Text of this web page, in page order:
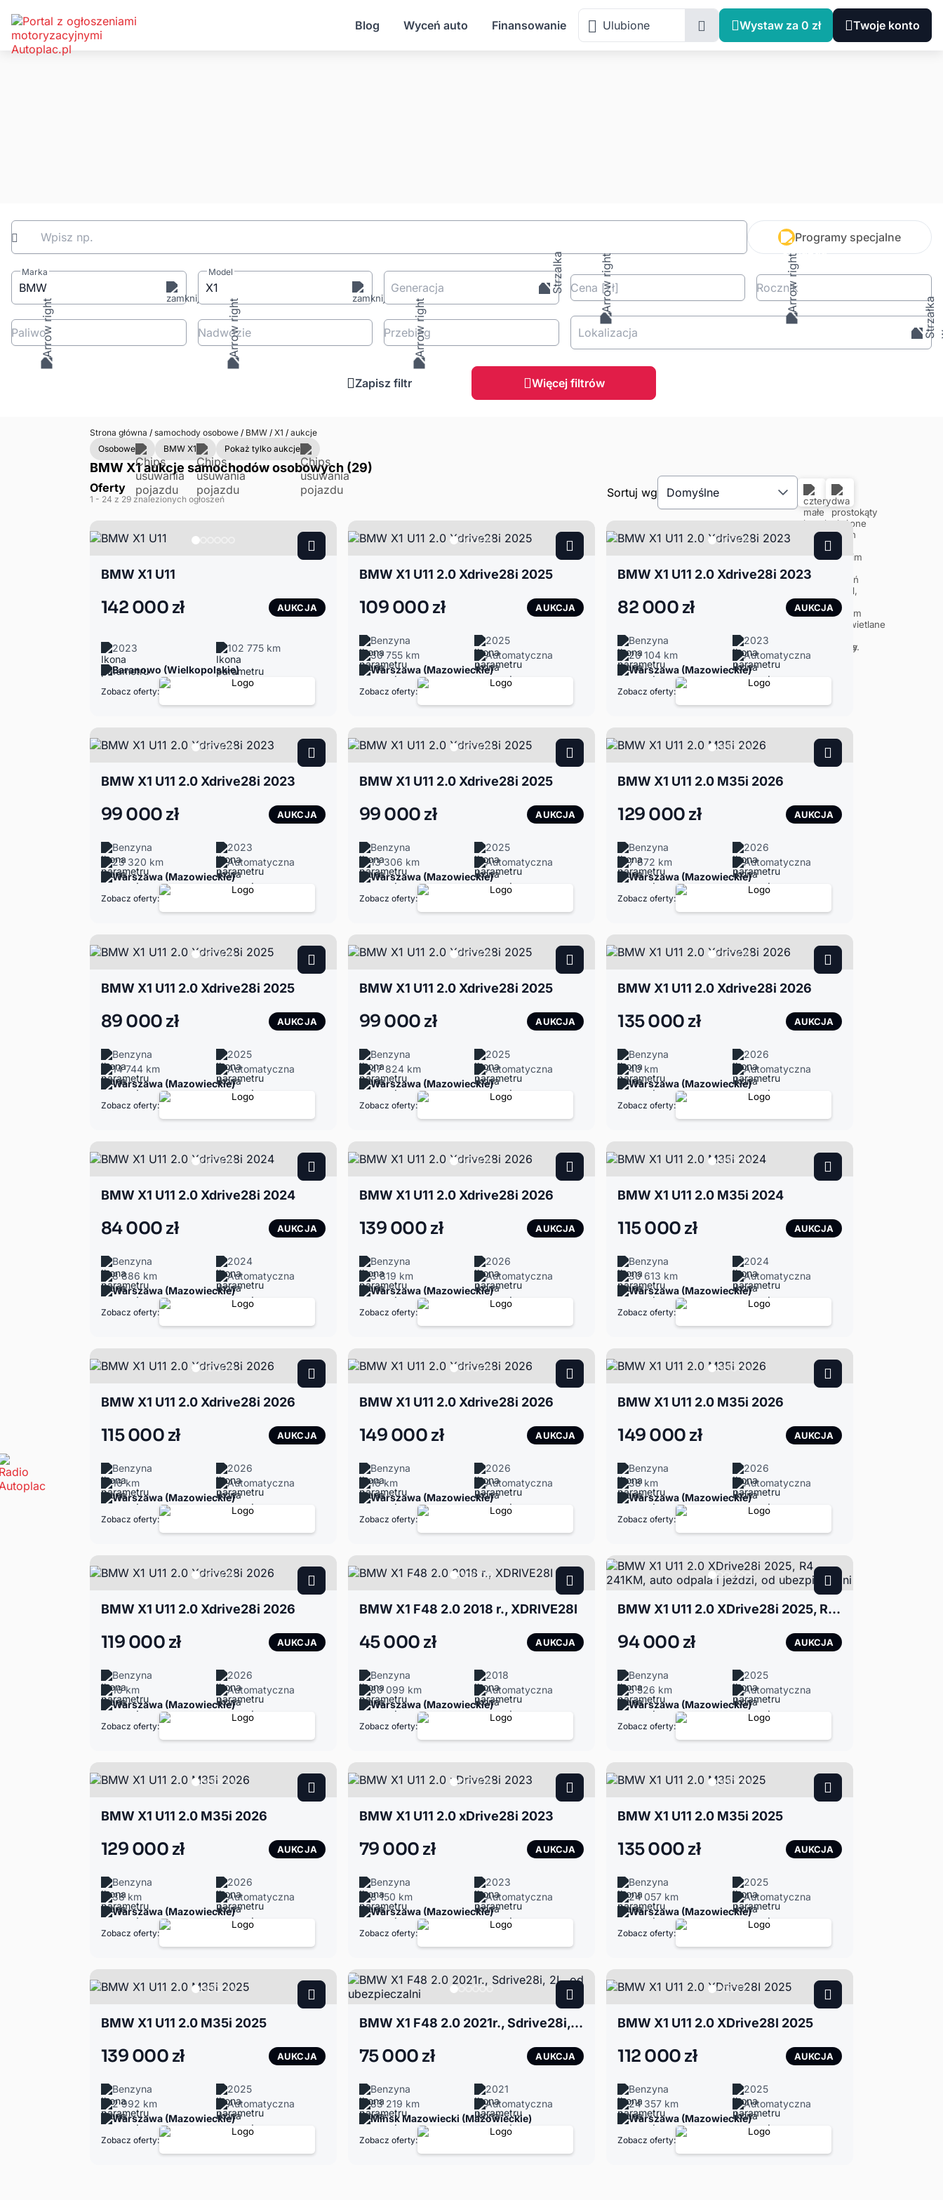
Blog Wyceń auto Finansowanie Ulubione Wystaw za 0 zł Twoje konto
Wpisz np. Programy specjalne
Marka
BMW
Model
X1 Generacja Cena [zł] Rocznik
Paliwo Nadwozie Przebieg Lokalizacja
Zapisz filtr Więcej filtrów
Strona główna /samochody osobowe /BMW /X1 /aukcje
Osobowe
BMW X1 Pokaż tylko aukcje
BMW X1 aukcje samochodów osobowych (29)
Oferty
1 - 24 z 29 znalezionych ogłoszeń Sortuj wg Domyślne
BMW X1 U11
142 000 zł AUKCJA
2023
102 775 km
Baranowo (Wielkopolskie)
Zobacz oferty:
BMW X1 U11 2.0 Xdrive28i 2025
109 000 zł AUKCJA
Benzyna
2025
30 755 km
Automatyczna
Warszawa (Mazowieckie)
Zobacz oferty:
BMW X1 U11 2.0 Xdrive28i 2023
82 000 zł AUKCJA
Benzyna
2023
20 104 km
Automatyczna
Warszawa (Mazowieckie)
Zobacz oferty:
BMW X1 U11 2.0 Xdrive28i 2023
99 000 zł AUKCJA
Benzyna
2023
23 320 km
Automatyczna
Warszawa (Mazowieckie)
Zobacz oferty:
BMW X1 U11 2.0 Xdrive28i 2025
99 000 zł AUKCJA
Benzyna
2025
13 306 km
Automatyczna
Warszawa (Mazowieckie)
Zobacz oferty:
BMW X1 U11 2.0 M35i 2026
129 000 zł AUKCJA
Benzyna
2026
7 672 km
Automatyczna
Warszawa (Mazowieckie)
Zobacz oferty:
BMW X1 U11 2.0 Xdrive28i 2025
89 000 zł AUKCJA
Benzyna
2025
14 744 km
Automatyczna
Warszawa (Mazowieckie)
Zobacz oferty:
BMW X1 U11 2.0 Xdrive28i 2025
99 000 zł AUKCJA
Benzyna
2025
47 824 km
Automatyczna
Warszawa (Mazowieckie)
Zobacz oferty:
BMW X1 U11 2.0 Xdrive28i 2026
135 000 zł AUKCJA
Benzyna
2026
40 km
Automatyczna
Warszawa (Mazowieckie)
Zobacz oferty:
BMW X1 U11 2.0 Xdrive28i 2024
84 000 zł AUKCJA
Benzyna
2024
8 886 km
Automatyczna
Warszawa (Mazowieckie)
Zobacz oferty:
BMW X1 U11 2.0 Xdrive28i 2026
139 000 zł AUKCJA
Benzyna
2026
3 819 km
Automatyczna
Warszawa (Mazowieckie)
Zobacz oferty:
BMW X1 U11 2.0 M35i 2024
115 000 zł AUKCJA
Benzyna
2024
30 613 km
Automatyczna
Warszawa (Mazowieckie)
Zobacz oferty:
BMW X1 U11 2.0 Xdrive28i 2026
115 000 zł AUKCJA
Benzyna
2026
16 km
Automatyczna
Warszawa (Mazowieckie)
Zobacz oferty:
BMW X1 U11 2.0 Xdrive28i 2026
149 000 zł AUKCJA
Benzyna
2026
16 km
Automatyczna
Warszawa (Mazowieckie)
Zobacz oferty:
BMW X1 U11 2.0 M35i 2026
149 000 zł AUKCJA
Benzyna
2026
38 km
Automatyczna
Warszawa (Mazowieckie)
Zobacz oferty:
BMW X1 U11 2.0 Xdrive28i 2026
119 000 zł AUKCJA
Benzyna
2026
16 km
Automatyczna
Warszawa (Mazowieckie)
Zobacz oferty:
BMW X1 F48 2.0 2018 r., XDRIVE28I
45 000 zł AUKCJA
Benzyna
2018
80 099 km
Automatyczna
Warszawa (Mazowieckie)
Zobacz oferty:
BMW X1 U11 2.0 XDrive28i 2025, R4 241KM, auto odpala i jeździ, od ubezpieczalni
94 000 zł AUKCJA
Benzyna
2025
5 526 km
Automatyczna
Warszawa (Mazowieckie)
Zobacz oferty:
BMW X1 U11 2.0 M35i 2026
129 000 zł AUKCJA
Benzyna
2026
38 km
Automatyczna
Warszawa (Mazowieckie)
Zobacz oferty:
BMW X1 U11 2.0 xDrive28i 2023
79 000 zł AUKCJA
Benzyna
2023
8 150 km
Automatyczna
Warszawa (Mazowieckie)
Zobacz oferty:
BMW X1 U11 2.0 M35i 2025
135 000 zł AUKCJA
Benzyna
2025
24 057 km
Automatyczna
Warszawa (Mazowieckie)
Zobacz oferty:
BMW X1 U11 2.0 M35i 2025
139 000 zł AUKCJA
Benzyna
2025
2 992 km
Automatyczna
Warszawa (Mazowieckie)
Zobacz oferty:
BMW X1 F48 2.0 2021r., Sdrive28i, 2L, od ubezpieczalni
75 000 zł AUKCJA
Benzyna
2021
83 219 km
Automatyczna
Mińsk Mazowiecki (Mazowieckie)
Zobacz oferty:
BMW X1 U11 2.0 XDrive28I 2025
112 000 zł AUKCJA
Benzyna
2025
24 357 km
Automatyczna
Warszawa (Mazowieckie)
Zobacz oferty: